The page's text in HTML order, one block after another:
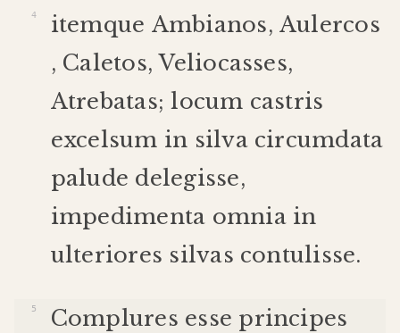
itemque Ambianos,Aulercos
, Caletos,Veliocasses,
Atrebatas;locum castris
excelsum in silva circumdata
palude delegisse,
impedimenta omnia in
ulteriores silvas contulisse.
Complures esse principes